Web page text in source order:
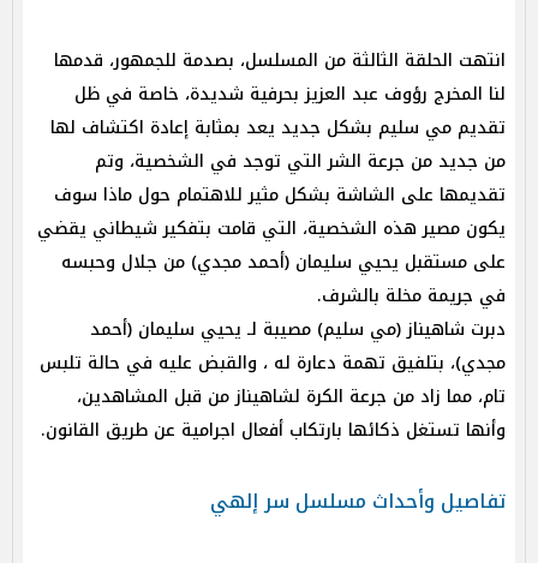
انتهت الحلقة الثالثة من المسلسل، بصدمة للجمهور، قدمها
لنا المخرج رؤوف عبد العزيز بحرفية شديدة، خاصة في ظل
تقديم مي سليم بشكل جديد يعد بمثابة إعادة اكتشاف لها
من جديد من جرعة الشر التي توجد في الشخصية، وتم
تقديمها على الشاشة بشكل مثير للاهتمام حول ماذا سوف
يكون مصير هذه الشخصية، التي قامت بتفكير شيطاني يقضي
على مستقبل يحيي سليمان (أحمد مجدي) من جلال وحبسه
في جريمة مخلة بالشرف.
دبرت شاهيناز (مي سليم) مصيبة لـ يحيي سليمان (أحمد
مجدي)، بتلفيق تهمة دعارة له ، والقبض عليه في حالة تلبس
تام، مما زاد من جرعة الكرة لشاهيناز من قبل المشاهدين،
وأنها تستغل ذكائها بارتكاب أفعال اجرامية عن طريق القانون.
تفاصيل وأحداث مسلسل سر إلهي